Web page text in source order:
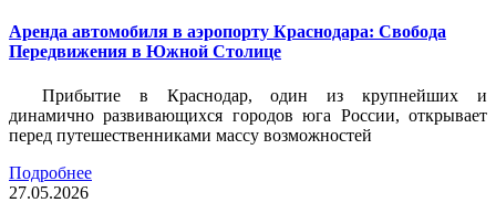
Аренда автомобиля в аэропорту Краснодара: Свобода
Передвижения в Южной Столице
Прибытие в Краснодар, один из крупнейших и
динамично развивающихся городов юга России, открывает
перед путешественниками массу возможностей
Подробнее
27.05.2026